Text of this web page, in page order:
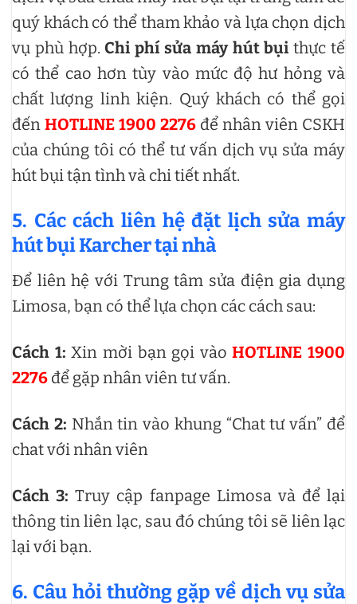
quý khách có thể tham khảo và lựa chọn dịch
vụ phù hợp.Chi phí sửa máy hút bụi thực tế
có thể cao hơn tùy vào mức độ hư hỏng và
chất lượng linh kiện. Quý khách có thể gọi
đến HOTLINE 1900 2276 để nhân viên CSKH
của chúng tôi có thể tư vấn dịch vụ sửa máy
hút bụi tận tình và chi tiết nhất.
5. Các cách liên hệ đặt lịch sửa máy
hút bụi Karcher tại nhà
Để liên hệ với Trung tâm sửa điện gia dụng
Limosa, bạn có thể lựa chọn các cách sau:
Cách 1: Xin mời bạn gọi vàoHOTLINE 1900
2276 để gặp nhân viên tư vấn.
Cách 2: Nhắn tin vào khung “Chat tư vấn” để
chat với nhân viên
Cách 3: Truy cập fanpage Limosa và để lại
thông tin liên lạc, sau đó chúng tôi sẽ liên lạc
lại với bạn.
6. Câu hỏi thường gặp về dịch vụ sửa